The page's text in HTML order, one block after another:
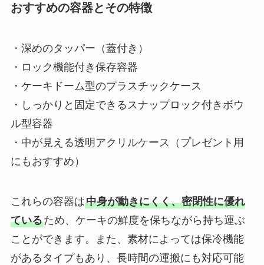
おすすめの容器とその特徴
・深めのタッパー（蓋付き）
・ロック機能付き保存容器
・ケーキドーム型のプラスチックケース
・しっかりと固定できるスナップロック付きボウ
ル型容器
・中が見える透明アクリルケース（プレゼント用
にもおすすめ）
これらの容器は中身が動きにくく、密閉性に優れ
ているため、ケーキの鮮度を保ちながら持ち運ぶ
ことができます。また、素材によっては保冷機能
があるタイプもあり、長時間の運搬にも対応可能